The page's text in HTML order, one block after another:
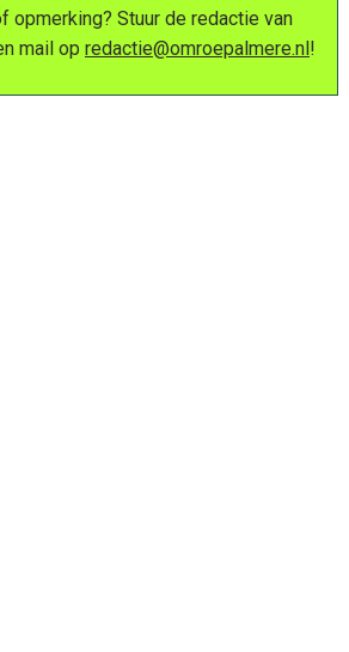
opmerking? Stuur de redactie van
mail op redactie@omroepalmere.nl!